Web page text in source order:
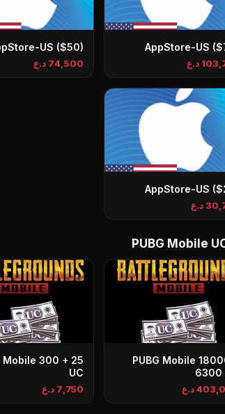
AppStore-US
د.ع
US ($50)
74,500 د.ع
AppStore-US
د.ع
PUBG Mobile
PUBG Mobile
6300
د.ع
Mobile 300 + 25
UC
7,750 د.ع